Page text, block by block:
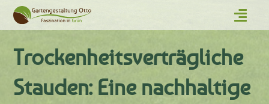
Trockenheitsverträgliche
Stauden: Eine nachhaltige